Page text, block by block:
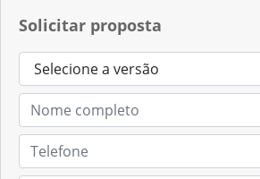
Solicitar proposta